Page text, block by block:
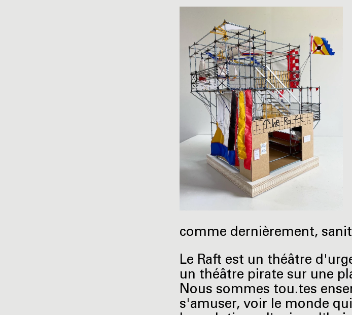
comme dernièrement,
Le Raft est un théâtre
un théâtre pirate sur une
Nous sommes tou.tes
s'amuser, voir le monde